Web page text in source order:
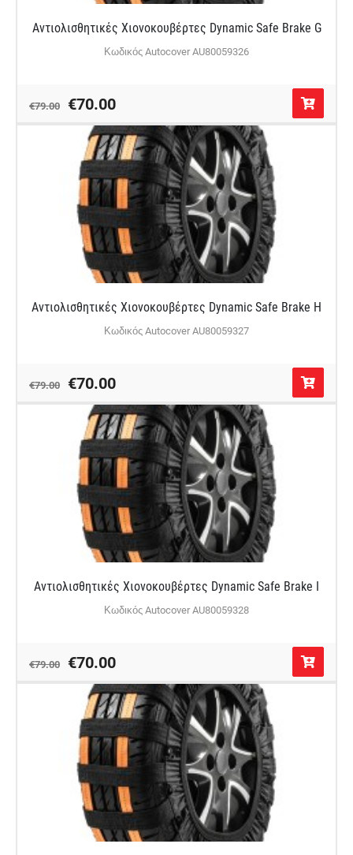
Αντιολισθητικές Χιονοκουβέρτες Dynamic Safe Brake G
Κωδικός Autocover AU80059326
€79.00 €70.00
Αντιολισθητικές Χιονοκουβέρτες Dynamic Safe Brake H
Κωδικός Autocover AU80059327
€79.00 €70.00
Αντιολισθητικές Χιονοκουβέρτες Dynamic Safe Brake I
Κωδικός Autocover AU80059328
€79.00 €70.00